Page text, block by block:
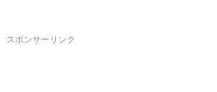
スポンサーリンク